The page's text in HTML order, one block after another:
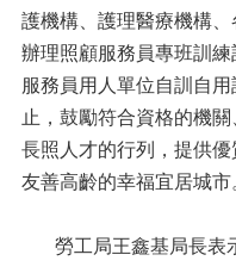
護機構、護理醫療機構
辦理照顧服務員專班訓
服務員用人單位自訓自
止，鼓勵符合資格的機
長照人才的行列，提供
友善高齡的幸福宜居城市
勞工局王鑫基局長表